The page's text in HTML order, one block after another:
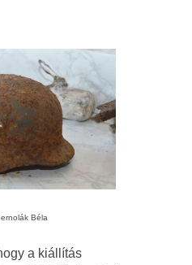
Béla
a kiállítás